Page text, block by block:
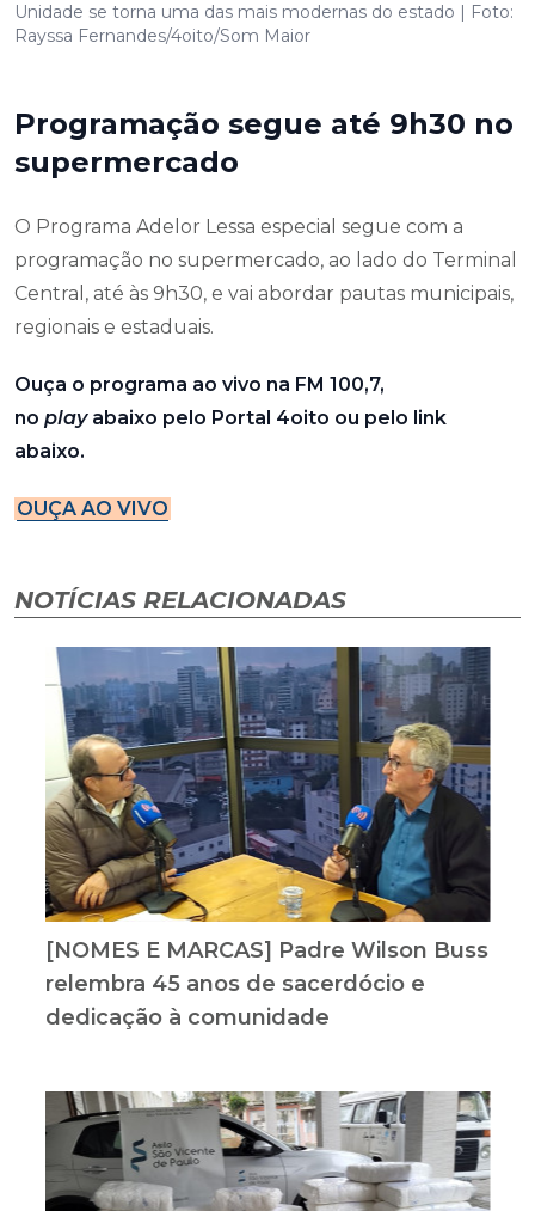
Unidade se torna uma das mais modernas do estado | Foto:
Rayssa Fernandes/4oito/Som Maior
Programação segue até 9h30 no
supermercado
O Programa Adelor Lessa especial segue com a
programação no supermercado, ao lado do Terminal
Central, até às 9h30, e vai abordar pautas municipais,
regionais e estaduais.
Ouça o programa ao vivo na FM 100,7,
no play abaixo pelo Portal 4oito ou pelo link
abaixo.
OUÇA AO VIVO
NOTÍCIAS RELACIONADAS
[NOMES E MARCAS] Padre Wilson Buss
relembra 45 anos de sacerdócio e
dedicação à comunidade